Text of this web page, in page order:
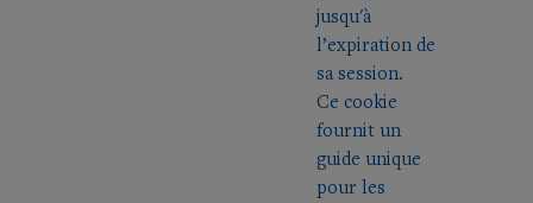
jusqu'à
l’expiration de
sa session.
Ce cookie
fournit un
guide unique
pour les